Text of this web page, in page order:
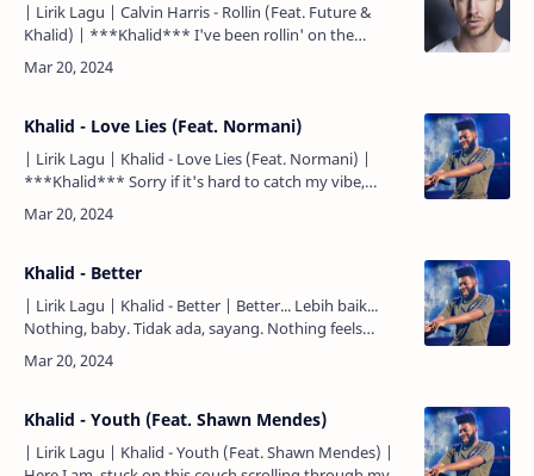
| Lirik Lagu | Calvin Harris - Rollin (Feat. Future &
Khalid) | ***Khalid*** I've been rollin' on the
freeway I've been riding 85 I've been thinking way
too…
Khalid - Love Lies (Feat. Normani)
| Lirik Lagu | Khalid - Love Lies (Feat. Normani) |
***Khalid*** Sorry if it's hard to catch my vibe,
mmm... Maafkan aku jika memang berat menangkap
getaranku.…
Khalid - Better
| Lirik Lagu | Khalid - Better | Better... Lebih baik...
Nothing, baby. Tidak ada, sayang. Nothing feels
better... Tidak ada yang terasa lebih baik... I'm not …
Khalid - Youth (Feat. Shawn Mendes)
| Lirik Lagu | Khalid - Youth (Feat. Shawn Mendes) |